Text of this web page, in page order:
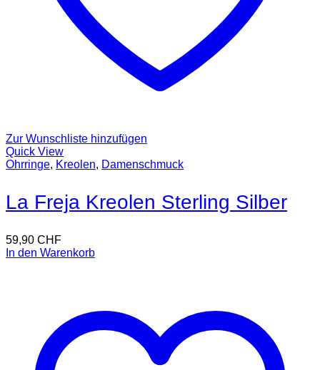
Zur Wunschliste hinzufügen
Quick View
Ohrringe, Kreolen, Damenschmuck
La Freja Kreolen Sterling Silber
59,90 CHF
In den Warenkorb